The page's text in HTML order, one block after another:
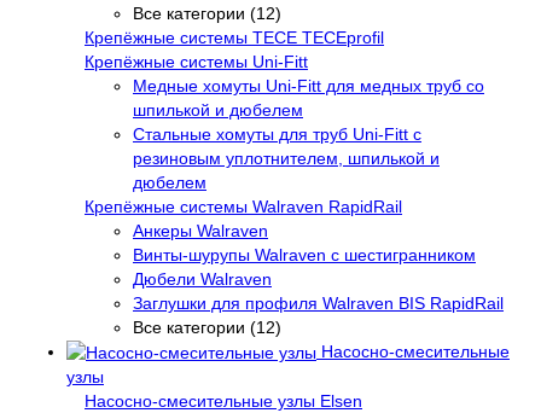
Все категории (12)
Крепёжные системы TECE TECEprofil
Крепёжные системы Uni-Fitt
Медные хомуты Uni-Fitt для медных труб со
шпилькой и дюбелем
Стальные хомуты для труб Uni-Fitt с
резиновым уплотнителем, шпилькой и
дюбелем
Крепёжные системы Walraven RapidRail
Анкеры Walraven
Винты-шурупы Walraven с шестигранником
Дюбели Walraven
Заглушки для профиля Walraven BIS RapidRail
Все категории (12)
Насосно-смесительные
узлы
Насосно-смесительные узлы Elsen